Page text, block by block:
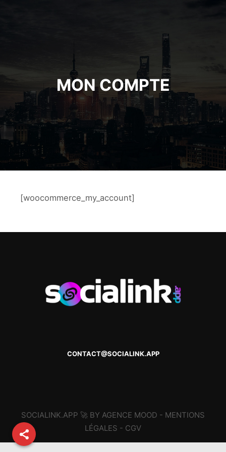
MON COMPTE
[woocommerce_my_account]
CONTACT@SOCIALINK.APP
SOCIALINK.APP 🚀 BY AGENCE MOOD - MENTIONS
LÉGALES - CGV